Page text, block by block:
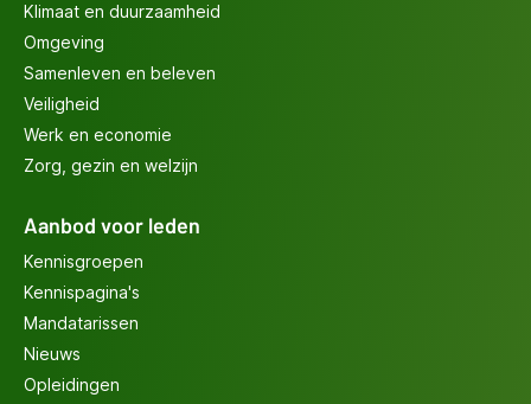
Klimaat en duurzaamheid
Omgeving
Samenleven en beleven
Veiligheid
Werk en economie
Zorg, gezin en welzijn
Aanbod voor leden
Kennisgroepen
Kennispagina's
Mandatarissen
Nieuws
Opleidingen